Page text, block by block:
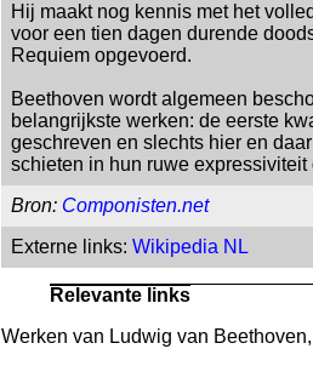
Hij maakt nog kennis met het
voor een tien dagen durende
Requiem opgevoerd.
Beethoven wordt algemeen
belangrijkste werken: de eerste
geschreven en slechts hier en
schieten in hun ruwe
Bron: Componisten.net
Externe links: Wikipedia NL
Relevante links
Werken van Ludwig van